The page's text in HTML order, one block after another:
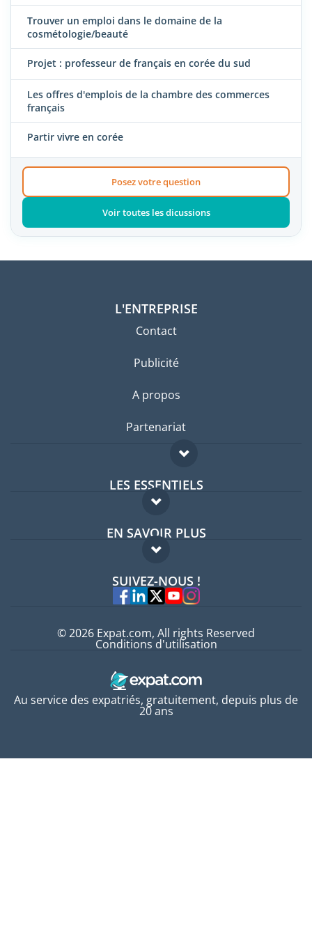
Trouver un emploi dans le domaine de la
cosmétologie/beauté
Projet : professeur de français en corée du sud
Les offres d'emplois de la chambre des commerces
français
Partir vivre en corée
Posez votre question
Voir toutes les dicussions
L'ENTREPRISE
Contact
Publicité
A propos
Partenariat
LES ESSENTIELS
Forum expatriés
Guides pays
EN SAVOIR PLUS
FAQ
Experts
SUIVEZ-NOUS !
Au service des expatriés, gratuitement, depuis plus de
20 ans
© 2026 Expat.com, All rights Reserved
Conditions d'utilisation